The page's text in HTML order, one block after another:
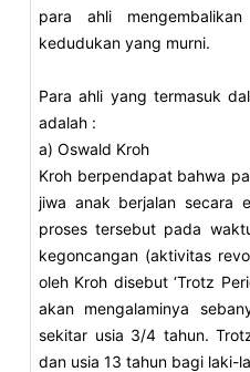
para ahli
kedudukan yang murni.
Para ahli yang termasuk
adalah :
a) Oswald Kroh
Kroh berpendapat bahwa
jiwa anak berjalan secara
proses tersebut pada
kegoncangan (aktivitas
oleh Kroh disebut ‘Trotz
akan mengalaminya
sekitar usia 3/4 tahun.
dan usia 13 tahun bagi laki-